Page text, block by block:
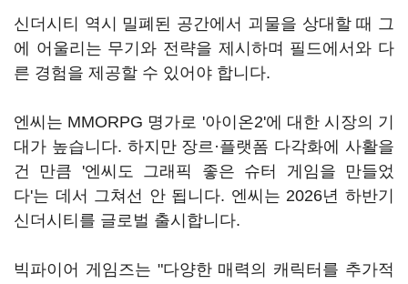
신더시티 역시 밀폐된 공간에서 괴물을 상대할 때 그
에 어울리는 무기와 전략을 제시하며 필드에서와 다
른 경험을 제공할 수 있어야 합니다.
엔씨는 MMORPG 명가로 '아이온2'에 대한 시장의 기
대가 높습니다. 하지만 장르·플랫폼 다각화에 사활을
건 만큼 '엔씨도 그래픽 좋은 슈터 게임을 만들었
다'는 데서 그쳐선 안 됩니다. 엔씨는 2026년 하반기
신더시티를 글로벌 출시합니다.
빅파이어 게임즈는 "다양한 매력의 캐릭터를 추가적